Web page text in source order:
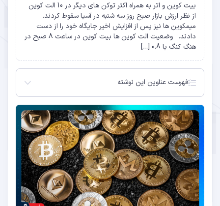
بیت کوین و اتر به همراه اکثر توکن های دیگر در 10 الت کوین
از نظر ارزش بازار صبح روز سه شنبه در آسیا سقوط کردند.
میمکوین ها نیز پس از افزایش اخیر جایگاه خود را از دست
دادند. وضعیت الت کوین ها بیت کوین در ساعت 8 صبح در
هنگ کنگ با 0.8 […]
فهرست عناوین این نوشته